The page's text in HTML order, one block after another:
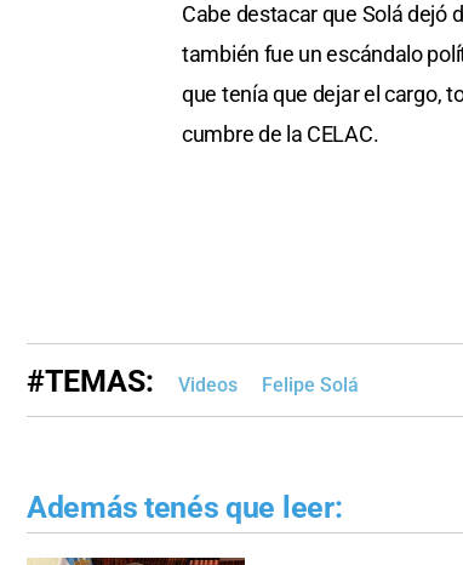
Cabe destacar que Solá dejó
también fue un escándalo
que tenía que dejar el cargo,
cumbre de la CELAC.
#TEMAS: Videos Felipe Solá
Además tenés que leer: